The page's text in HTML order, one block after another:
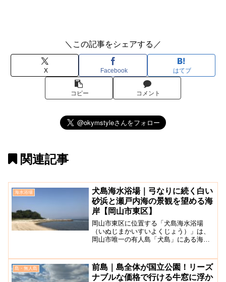
＼この記事をシェアする／
X Facebook はてブ
コピー コメント
関連記事
海水浴場
犬島海水浴場｜弓なりに続く白い
砂浜と瀬戸内海の景観を望める海
岸【岡山市東区】
岡山市東区に位置する「犬島海水浴場
（いぬじまかいすいよくじょう）」は、
岡山市唯一の有人島「犬島」にある海水
した。白い砂浜が弓なりに約180メートル
続き、目の前に瀬戸...
島・無人島
前島｜島全体が国立公園！リーズ
ナブルな価格で行ける牛窓に浮か